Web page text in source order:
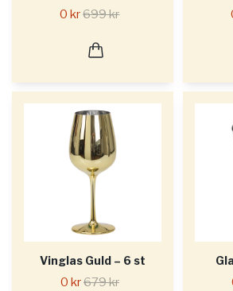
0 kr699 kr
Vinglas Guld – 6 st
0 kr679 kr